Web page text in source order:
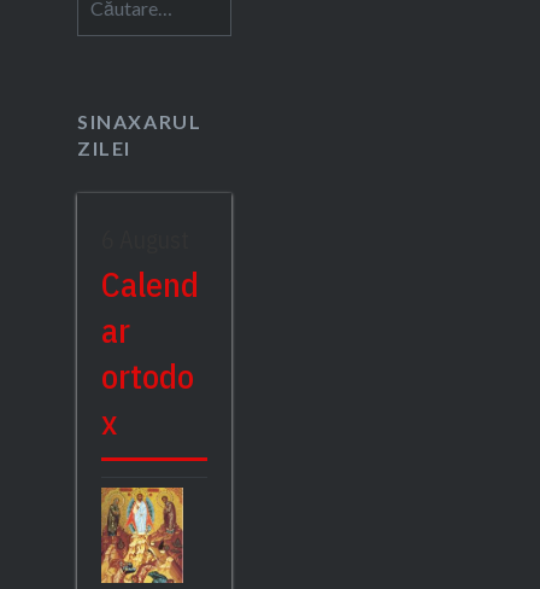
după:
SINAXARUL
ZILEI
Calend
ar
ortodo
x